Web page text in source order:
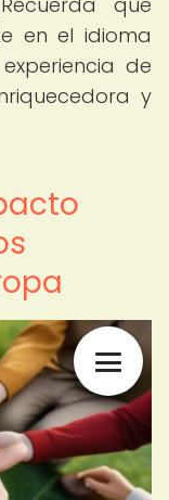
en el idioma
de
y